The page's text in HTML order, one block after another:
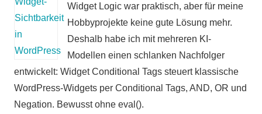
Widget Logic war praktisch, aber für meine
Hobbyprojekte keine gute Lösung mehr.
Deshalb habe ich mit mehreren KI-
Modellen einen schlanken Nachfolger
entwickelt: Widget Conditional Tags steuert klassische
WordPress-Widgets per Conditional Tags, AND, OR und
Negation. Bewusst ohne eval().